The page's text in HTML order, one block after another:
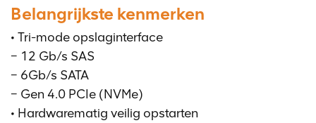
Belangrijkste kenmerken
• Tri-mode opslaginterface
− 12 Gb/s SAS
− 6Gb/s SATA
− Gen 4.0 PCIe (NVMe)
• Hardwarematig veilig opstarten